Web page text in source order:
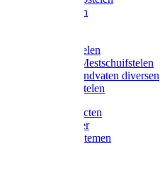
Schopstelen
Gardena stelen
Sneeuw- /Mestschuifstelen
Stelen / Handvaten diversen
Telescoopstelen
Tuin producten
Fruitplukker
Ophangsystemen